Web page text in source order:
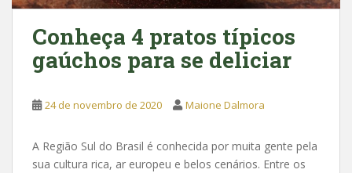
Conheça 4 pratos típicos
gaúchos para se deliciar
24 de novembro de 2020 Maione Dalmora
A Região Sul do Brasil é conhecida por muita gente pela
sua cultura rica, ar europeu e belos cenários. Entre os